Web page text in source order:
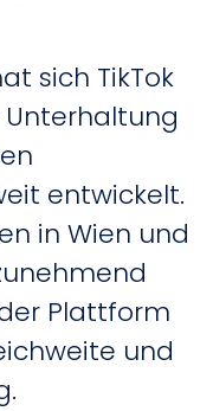
sich TikTok
entwickelt.
in Wien und
Plattform
und